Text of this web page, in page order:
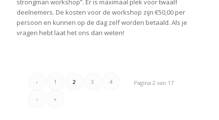
strongman workshop”. Er is maximaal plek voor twaalf
deelnemers. De kosten voor de workshop zijn €50,00 per
persoon en kunnen op de dag zelf worden betaald. Als je
vragen hebt laat het ons dan weten!
Pagina 2 van 17
‹ 1 2 3 4
› »